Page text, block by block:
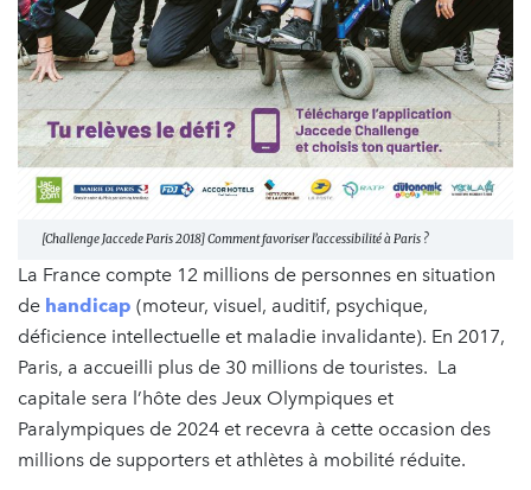
[Challenge Jaccede Paris 2018] Comment favoriser l’accessibilité à Paris ?
La France compte 12 millions de personnes en situation
de handicap (moteur, visuel, auditif, psychique,
déficience intellectuelle et maladie invalidante). En 2017,
Paris, a accueilli plus de 30 millions de touristes. La
capitale sera l’hôte des Jeux Olympiques et
Paralympiques de 2024 et recevra à cette occasion des
millions de supporters et athlètes à mobilité réduite.